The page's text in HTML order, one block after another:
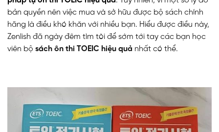
bản quyền nên việc mua và sở hữu được bộ sách chính
hãng là điều khó khăn với nhiều bạn. Hiểu được điều này,
Zenlish đã ngày đêm tìm tòi để sớm tới tay các bạn học
viên bộ sách ôn thi TOEIC hiệu quả nhất có thể.